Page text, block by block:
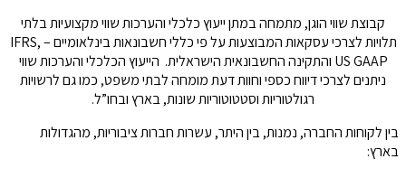
קבוצת שווי הוגן, מתמחה במתן ייעוץ כלכלי והערכות שווי מקצועיות בלתי
תלויות לצרכי עסקאות המבוצעות על פי כללי חשבונאות בינלאומיים – IFRS,
US GAAP והתקינה החשבונאית הישראלית. הייעוץ הכלכלי והערכות שווי
ניתנים לצרכי דיווח כספי וחוות דעת מומחה לבתי משפט, כמו גם לרשויות
רגולטוריות וסטטוטוריות שונות, בארץ ובחו”ל.
בין לקוחות החברה, נמנות, בין היתר, עשרות חברות ציבוריות, מהגדולות
בארץ: